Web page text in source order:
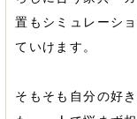
置もシミュレーシ
ていけます。
そもそも自分の好